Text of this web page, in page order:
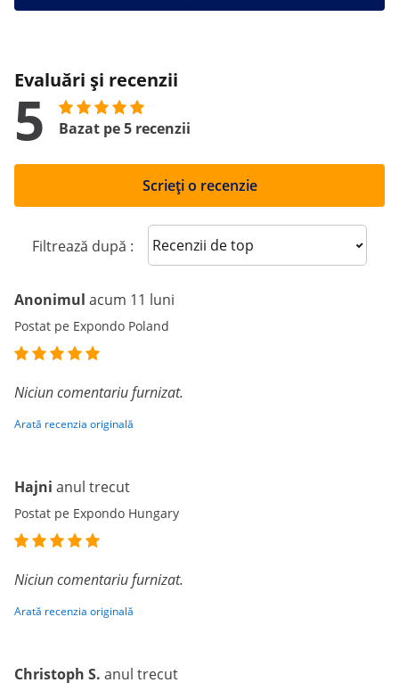
Evaluări și recenzii
5 Bazat pe 5 recenzii
Scrieți o recenzie
Filtrează după : Sort reviews
Anonimul acum 11 luni
Postat pe Expondo Poland
Niciun comentariu furnizat.
Arată recenzia originală
Hajni anul trecut
Postat pe Expondo Hungary
Niciun comentariu furnizat.
Arată recenzia originală
Christoph S. anul trecut